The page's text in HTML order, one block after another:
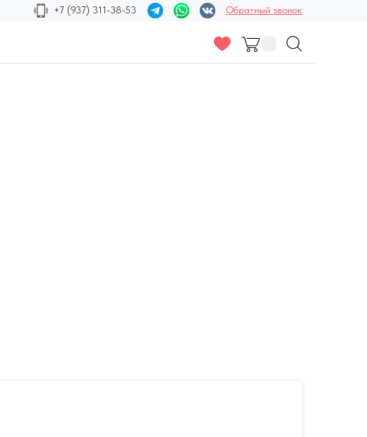
Обратный звонок
+7 (937) 311-38-53